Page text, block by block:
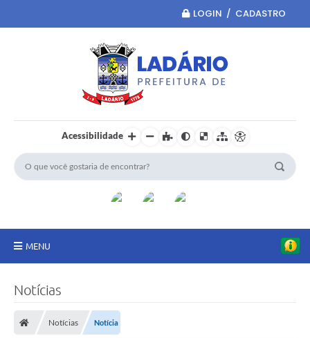
LOGIN / CADASTRO
Acessibilidade
MENU
LICITAÇÕES E CONTRATOS
Notícias
Notícias Notícia